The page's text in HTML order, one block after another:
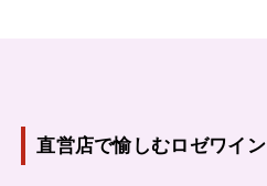
直営店で愉しむロゼワイン